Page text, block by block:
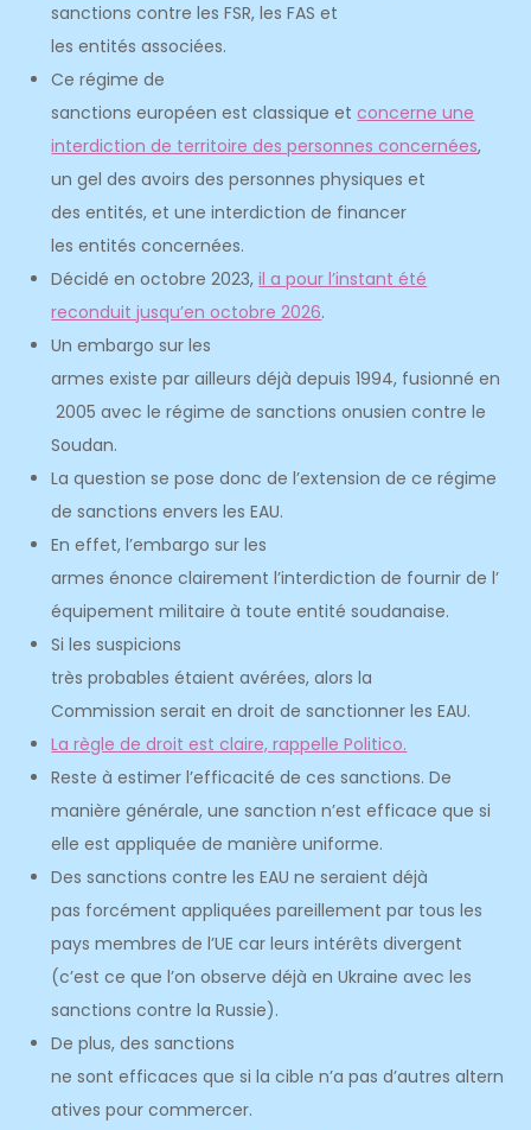
sanctions contre les FSR, les FAS et
les entités associées.
Ce régime de
sanctions européen est classique et concerne une
interdiction de territoire des personnes concernées,
un gel des avoirs des personnes physiques et
des entités, et une interdiction de financer
les entités concernées.
Décidé en octobre 2023,il a pour l’instant été
reconduit jusqu’en octobre 2026.
Un embargo sur les
armes existe par ailleurs déjà depuis 1994, fusionné en
2005 avec le régime de sanctions onusien contre le
Soudan.
La question se pose donc de l’extension de ce régime
de sanctions envers les EAU.
En effet, l’embargo sur les
armes énonce clairement l’interdiction de fournir de l’
équipement militaire à toute entité soudanaise.
Si les suspicions
très probables étaient avérées, alors la
Commission serait en droit de sanctionner les EAU.
La règle de droit est claire, rappelle Politico.
Reste à estimer l’efficacité de ces sanctions. De
manière générale, une sanction n’est efficace que si
elle est appliquée de manière uniforme.
Des sanctions contre les EAU ne seraient déjà
pas forcément appliquées pareillement par tous les
pays membres de l’UE car leurs intérêts divergent
(c’est ce que l’on observe déjà en Ukraine avec les
sanctions contre la Russie).
De plus, des sanctions
ne sont efficaces que si la cible n’a pas d’autres altern
atives pour commercer.